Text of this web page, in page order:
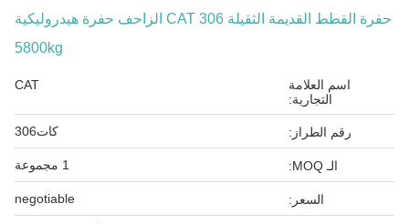
حفرة القطط القديمة الثقيلة CAT 306 الزاحف حفرة هيدروليكية
5800kg
اسم العلامة
التجارية:
CAT
رقم الطراز: كات306
الـ MOQ: 1 مجموعة
السعر: negotiable